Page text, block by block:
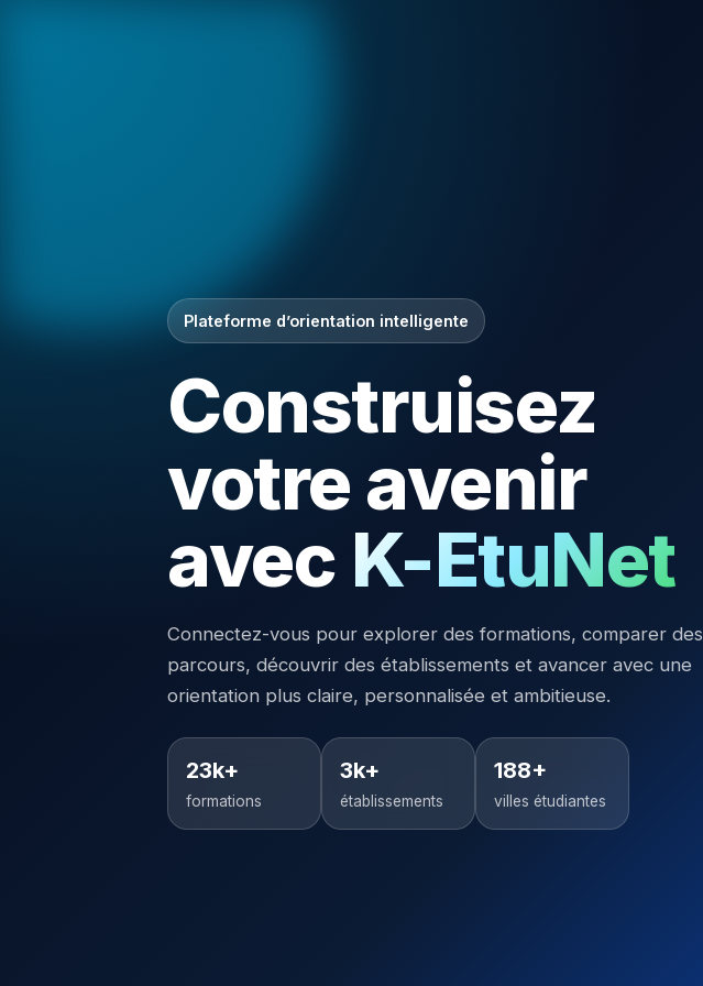
Plateforme d’orientation intelligente
Construisez
votre avenir
avec K-EtuNet
Connectez-vous pour explorer des formations, comparer des
parcours, découvrir des établissements et avancer avec une
orientation plus claire, personnalisée et ambitieuse.
23k+
formations
3k+
établissements
188+
villes étudiantes